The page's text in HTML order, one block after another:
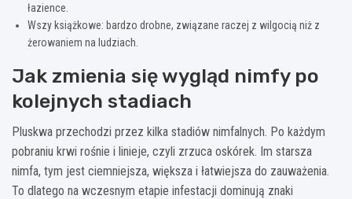
łazience.
Wszy książkowe: bardzo drobne, związane raczej z wilgocią niż z
żerowaniem na ludziach.
Jak zmienia się wygląd nimfy po
kolejnych stadiach
Pluskwa przechodzi przez kilka stadiów nimfalnych. Po każdym
pobraniu krwi rośnie i linieje, czyli zrzuca oskórek. Im starsza
nimfa, tym jest ciemniejsza, większa i łatwiejsza do zauważenia.
To dlatego na wczesnym etapie infestacji dominują znaki